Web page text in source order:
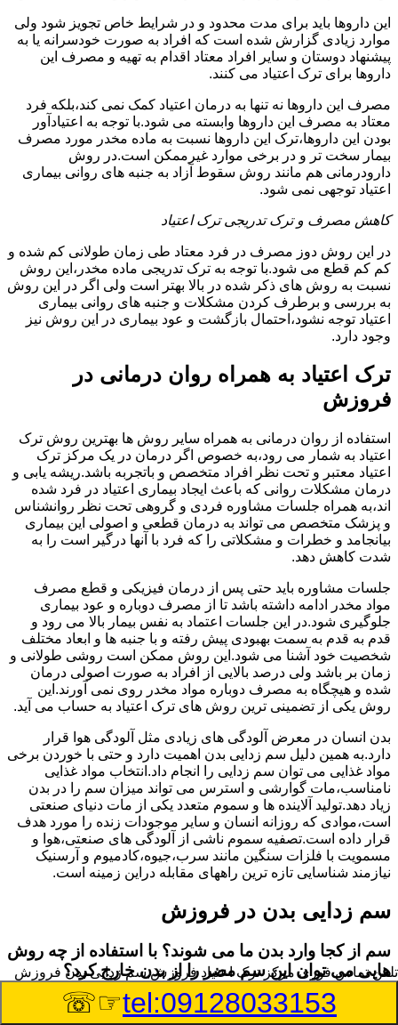
این داروها باید برای مدت محدود و در شرایط خاص تجویز شود ولی
موارد زیادی گزارش شده است که افراد به صورت خودسرانه یا به
پیشنهاد دوستان و سایر افراد معتاد اقدام به تهیه و مصرف این
داروها برای ترک اعتیاد می کنند.
مصرف این داروها نه تنها به درمان اعتیاد کمک نمی کند،بلکه فرد
معتاد به مصرف این داروها وابسته می شود.با توجه به اعتیادآور
بودن این داروها،ترک این داروها نسبت به ماده مخدر مورد مصرف
بیمار سخت تر و در برخی موارد غیرممکن است.در روش
دارودرمانی هم مانند روش سقوط آزاد به جنبه های روانی بیماری
اعتیاد توجهی نمی شود.
کاهش مصرف و ترک تدریجی ترک اعتیاد
در این روش دوز مصرف در فرد معتاد طی زمان طولانی کم شده و
کم کم قطع می شود.با توجه به ترک تدریجی ماده مخدر،این روش
نسبت به روش های ذکر شده در بالا بهتر است ولی اگر در این روش
به بررسی و برطرف کردن مشکلات و جنبه های روانی بیماری
اعتیاد توجه نشود،احتمال بازگشت و عود بیماری در این روش نیز
وجود دارد.
ترک اعتیاد به همراه روان درمانی در
فروزش
استفاده از روان درمانی به همراه سایر روش ها بهترین روش ترک
اعتیاد به شمار می رود،به خصوص اگر درمان در یک مرکز ترک
اعتیاد معتبر و تحت نظر افراد متخصص و باتجربه باشد.ریشه یابی و
درمان مشکلات روانی که باعث ایجاد بیماری اعتیاد در فرد شده
اند،به همراه جلسات مشاوره فردی و گروهی تحت نظر روانشناس
و پزشک متخصص می تواند به درمان قطعی و اصولی این بیماری
بیانجامد و خطرات و مشکلاتی را که فرد با آنها درگیر است را به
شدت کاهش دهد.
جلسات مشاوره باید حتی پس از درمان فیزیکی و قطع مصرف
مواد مخدر ادامه داشته باشد تا از مصرف دوباره و عود بیماری
جلوگیری شود.در این جلسات اعتماد به نفس بیمار بالا می رود و
قدم به قدم به سمت بهبودی پیش رفته و با جنبه ها و ابعاد مختلف
شخصیت خود آشنا می شود.این روش ممکن است روشی طولانی و
زمان بر باشد ولی درصد بالایی از افراد به صورت اصولی درمان
شده و هیچگاه به مصرف دوباره مواد مخدر روی نمی آورند.این
روش یکی از تضمینی ترین روش های ترک اعتیاد به حساب می آید.
بدن انسان در معرض آلودگی های زیادی مثل آلودگی هوا قرار
دارد.به همین دلیل سم زدایی بدن اهمیت دارد و حتی با خوردن برخی
مواد غذایی می توان سم زدایی را انجام داد.انتخاب مواد غذایی
نامناسب،مات گوارشی و استرس می تواند میزان سم را در بدن
زیاد دهد.تولید آلاینده ها و سموم متعدد یکی از مات دنیای صنعتی
است،موادی که روزانه انسان و سایر موجودات زنده را مورد هدف
قرار داده است.تصفیه سموم ناشی از آلودگی های صنعتی،هوا و
مسمویت با فلزات سنگین مانند سرب،جیوه،کادمیوم و آرسنیک
نیازمند شناسایی تازه ترین راههای مقابله دراین زمینه است.
سم زدایی بدن در فروزش
سم از کجا وارد بدن ما می شوند؟ با استفاده از چه روش
هایی می توان این سم مضر را از بدن خارج کرد؟
بطور کلی سم موجود در بدن به دو گروه عمده تقسیم می
تلفن تماس فوریمرکز ترک اعتیاد فروزش,سم زدایی بدن فروزش
tel:09128033153
☞☏